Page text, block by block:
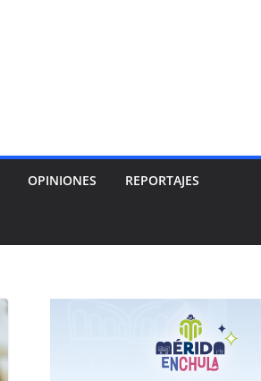
OPINIONES REPORTAJES